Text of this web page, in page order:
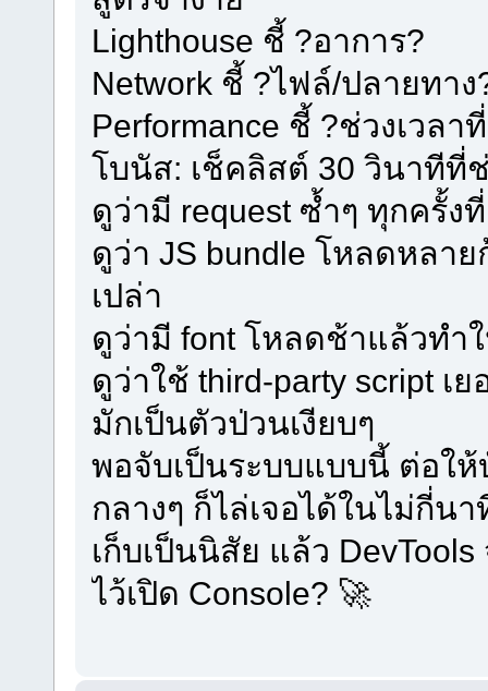
Lighthouse ชี้ ?อาการ?
Network ชี้ ?ไฟล์/ปลายทาง
Performance ชี้ ?ช่วงเวลา
โบนัส: เช็คลิสต์ 30 วินาทีที่
ดูว่ามี request ซ้ำๆ ทุกครั้ง
ดูว่า JS bundle โหลดหลา
เปล่า
ดูว่ามี font โหลดช้าแล้วทำ
ดูว่าใช้ third-party script เ
มักเป็นตัวป่วนเงียบๆ
พอจับเป็นระบบแบบนี้ ต่อใ
กลางๆ ก็ไล่เจอได้ในไม่กี่นา
เก็บเป็นนิสัย แล้ว
ไว้เปิด Console? 🚀